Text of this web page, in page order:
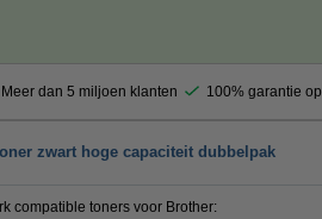
Meer dan 5 miljoen klanten 100% garantie
zwart hoge capaciteit dubbelpak
compatible toners voor Brother: